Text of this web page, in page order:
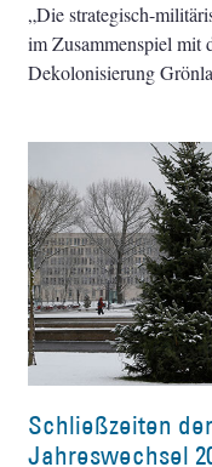
„Die strategisch-
im Zusammenspiel mit
Dekolonisierung
Schließzeiten
Jahreswechsel